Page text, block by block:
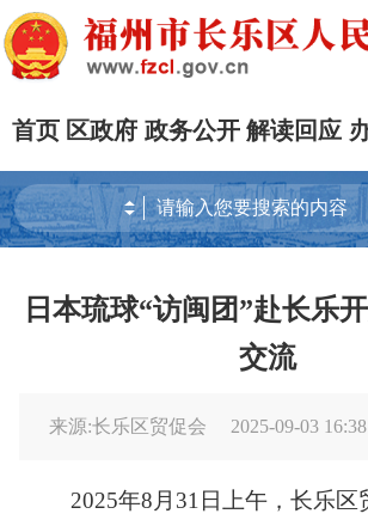
首页 区政府 政务公开 解读回应
日本琉球“访闽团”赴长乐
交流
来源:长乐区贸促会 2025-09-03 16:38
2025年8月31日上午，长乐区